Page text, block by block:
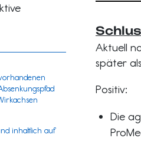
inhaltlich auf
Aktuell
später
Positiv:
Die